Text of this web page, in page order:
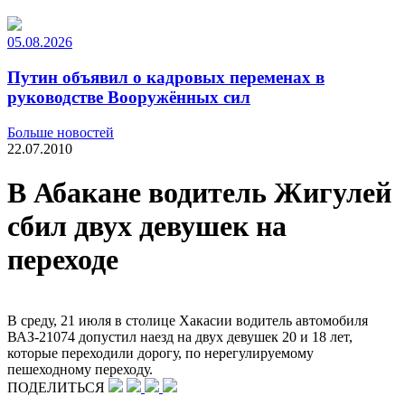
05.08.2026
Путин объявил о кадровых переменах в
руководстве Вооружённых сил
Больше новостей
22.07.2010
В Абакане водитель Жигулей
сбил двух девушек на
переходе
В среду, 21 июля в столице Хакасии водитель автомобиля
ВАЗ-21074 допустил наезд на двух девушек 20 и 18 лет,
которые переходили дорогу, по нерегулируемому
пешеходному переходу.
ПОДЕЛИТЬСЯ